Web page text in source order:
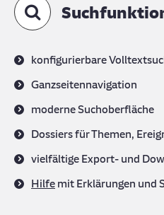
konfigurierbare
Ganzseitennavigation
moderne Suchoberfläche
Dossiers für Themen,
vielfältige Export- und
Hilfe mit Erklärungen und